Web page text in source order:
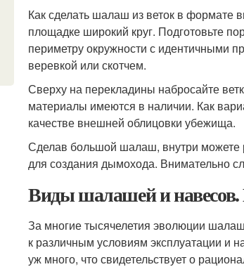
Как сделать шалаш из веток в формате
площадке широкий круг. Подготовьте
периметру окружности с идентичными
веревкой или скотчем.
Сверху на перекладины набросайте
материалы имеются в наличии. Как
качестве внешней облицовки убежища.
Сделав большой шалаш, внутри можете
для создания дымохода. Внимательно
Виды шалашей и
За многие тысячелетия эволюции
к различным условиям эксплуатации и
уж много, что свидетельствует о